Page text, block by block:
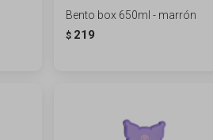
Bento box 650ml - marrón
$ 219